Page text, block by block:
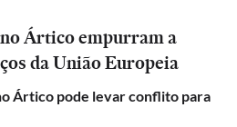
Ártico empurram a
da União Europeia
Ártico pode levar conflito para